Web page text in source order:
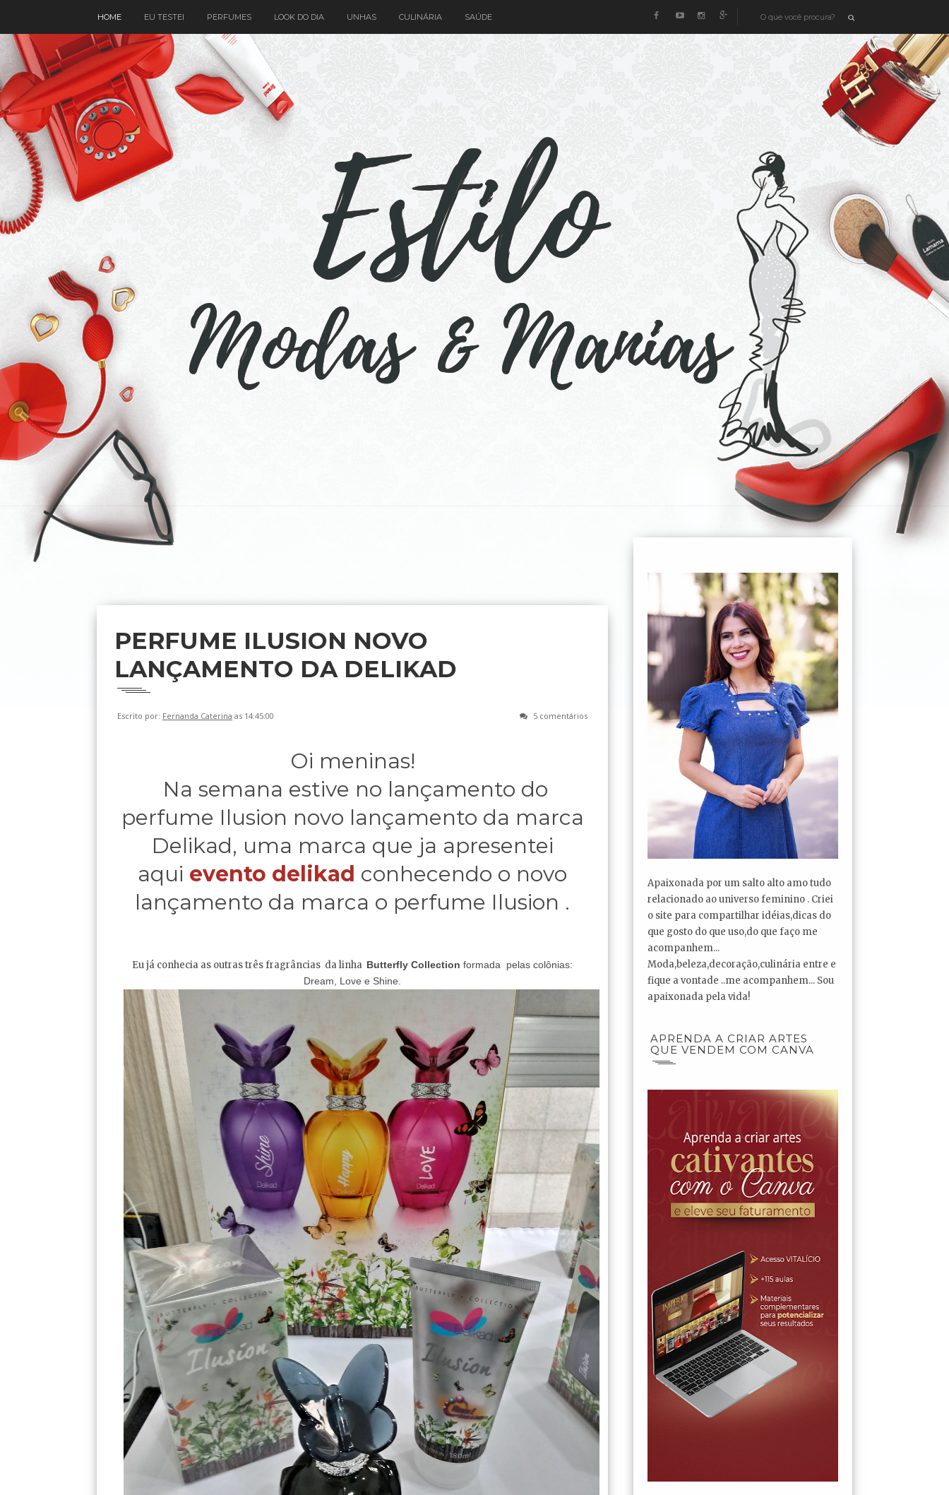
HOME EU TESTEI PERFUMES LOOK DO DIA UNHAS CULINÁRIA SAÚDE
PERFUME ILUSION NOVO
LANÇAMENTO DA DELIKAD
Escrito por: Fernanda Caterina as 14:45:00 5 comentários
Oi meninas!
Na semana estive no lançamento do
perfume Ilusion novo lançamento da marca
Delikad, uma marca que ja apresentei
aqui evento delikad conhecendo o novo
lançamento da marca o perfume Ilusion .
Eu já conhecia as outras três fragrâncias da linha Butterfly Collectionformada pelas colônias:
Dream, Love e Shine.
Apaixonada por um salto alto amo tudo
relacionado ao universo feminino . Criei
o site para compartilhar idéias,dicas do
que gosto do que uso,do que faço me
acompanhem...
Moda,beleza,decoração,culinária entre e
fique a vontade ..me acompanhem... Sou
apaixonada pela vida!
APRENDA A CRIAR ARTES
QUE VENDEM COM CANVA